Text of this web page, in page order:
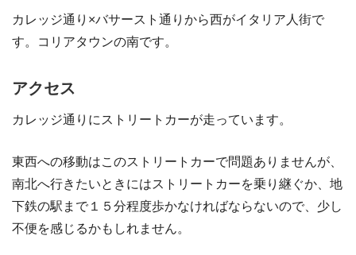
カレッジ通り×バサースト通りから西がイタリア人街で
す。コリアタウンの南です。
アクセス
カレッジ通りにストリートカーが走っています。
東西への移動はこのストリートカーで問題ありませんが、
南北へ行きたいときにはストリートカーを乗り継ぐか、地
下鉄の駅まで１５分程度歩かなければならないので、少し
不便を感じるかもしれません。